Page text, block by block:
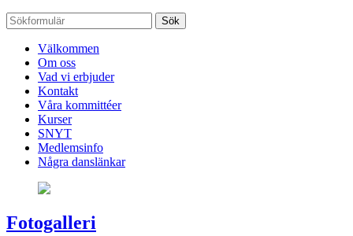
Sök
Välkommen
Om oss
Vad vi erbjuder
Kontakt
Våra kommittéer
Kurser
SNYT
Medlemsinfo
Några danslänkar
Fotogalleri